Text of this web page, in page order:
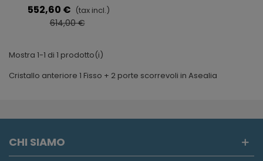
552,60 € (tax incl.)
614,00 €
Mostra 1-1 di 1 prodotto(i)
Cristallo anteriore 1 Fisso + 2 porte scorrevoli in Asealia
CHI SIAMO